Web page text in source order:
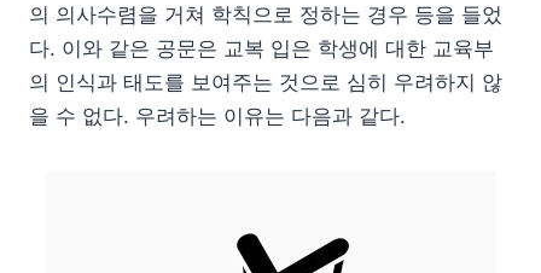
의 의사수렴을 거쳐 학칙으로 정하는 경우 등을 들었
다. 이와 같은 공문은 교복 입은 학생에 대한 교육부
의 인식과 태도를 보여주는 것으로 심히 우려하지 않
을 수 없다. 우려하는 이유는 다음과 같다.